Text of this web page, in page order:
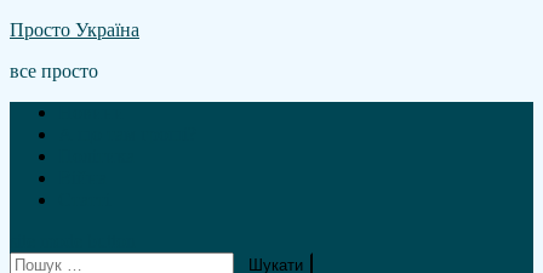
Skip
content
Просто Україна
все просто
Пошук: